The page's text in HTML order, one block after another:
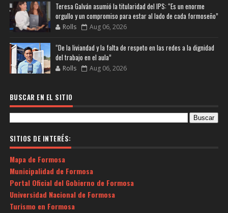
Teresa Galván asumió la titularidad del IPS: “Es un enorme
orgullo y un compromiso para estar al lado de cada formoseño”
Rolls Aug 06, 2026
“De la liviandad y la falta de respeto en las redes a la dignidad
del trabajo en el aula”
Rolls Aug 06, 2026
BUSCAR EN EL SITIO
SITIOS DE INTERÉS:
Mapa de Formosa
Municipalidad de Formosa
Portal Oficial del Gobierno de Formosa
Universidad Nacional de Formosa
Turismo en Formosa